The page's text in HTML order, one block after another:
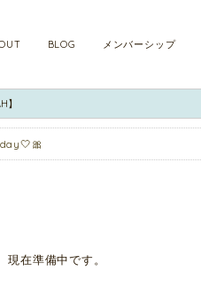
メンバーシップ
BLOG
】
現在準備中です。